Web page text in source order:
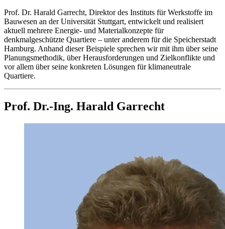
Prof. Dr. Harald Garrecht, Direktor des Instituts für Werkstoffe im
Bauwesen an der Universität Stuttgart, entwickelt und realisiert
aktuell mehrere Energie- und Materialkonzepte für
denkmalgeschützte Quartiere – unter anderem für die Speicherstadt
Hamburg. Anhand dieser Beispiele sprechen wir mit ihm über seine
Planungsmethodik, über Herausforderungen und Zielkonflikte und
vor allem über seine konkreten Lösungen für klimaneutrale
Quartiere.
Prof. Dr.-Ing. Harald Garrecht